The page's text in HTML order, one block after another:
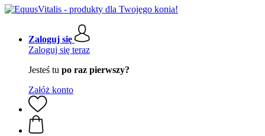
Zaloguj się
Zaloguj się teraz
Jesteś tu po raz pierwszy?
Załóż konto